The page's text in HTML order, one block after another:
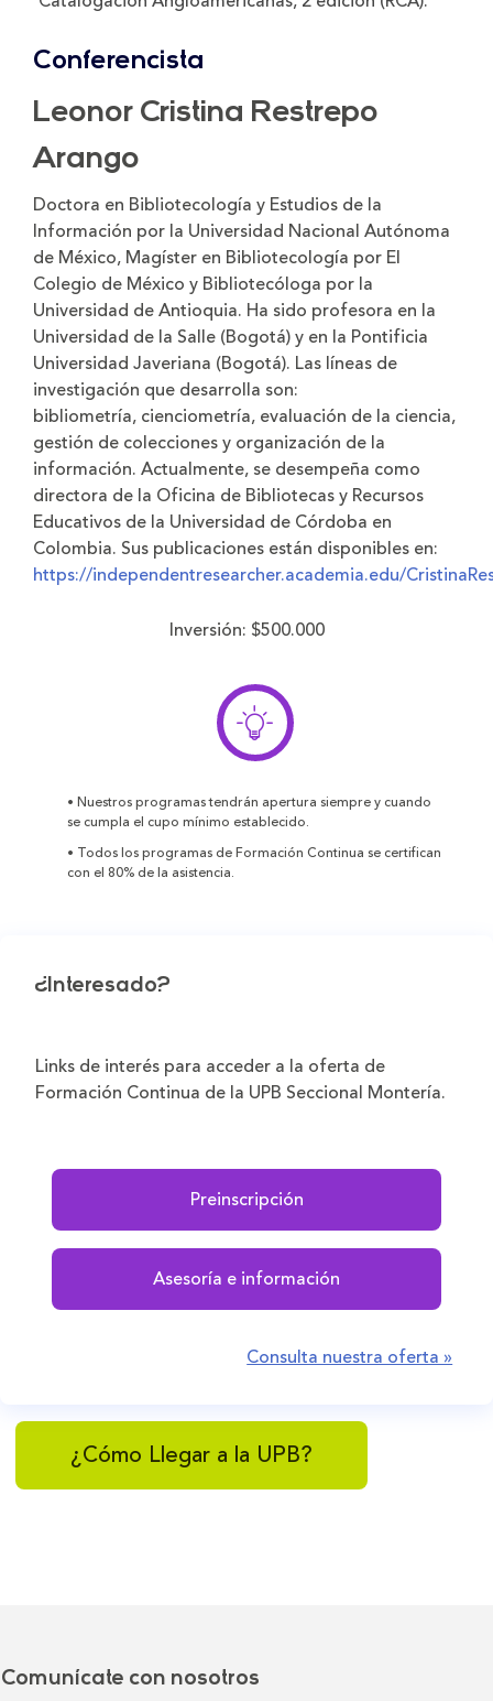
Conferencista
Leonor Cristina Restrepo
Arango
Doctora en Bibliotecología y Estudios de la
Información por la Universidad Nacional Autónoma
de México, Magíster en Bibliotecología por El
Colegio de México y Bibliotecóloga por la
Universidad de Antioquia. Ha sido profesora en la
Universidad de la Salle (Bogotá) y en la Pontificia
Universidad Javeriana (Bogotá). Las líneas de
investigación que desarrolla son:
bibliometría, cienciometría, evaluación de la ciencia,
gestión de colecciones y organización de la
información. Actualmente, se desempeña como
directora de la Oficina de Bibliotecas y Recursos
Educativos de la Universidad de Córdoba en
Colombia. Sus publicaciones están disponibles en:
https://independentresearcher.academia.edu/
Inversión: $500.000
• Nuestros programas tendrán apertura siempre y cuando
se cumpla el cupo mínimo establecido.
• Todos los programas de Formación Continua se certifican
con el 80% de la asistencia.
¿Interesado?
Links de interés para acceder a la oferta de
Formación Continua de la UPB Seccional Montería.
Preinscripción
Asesoría e información
Consulta nuestra oferta »
¿Cómo Llegar a la UPB?
Comunícate con nosotros